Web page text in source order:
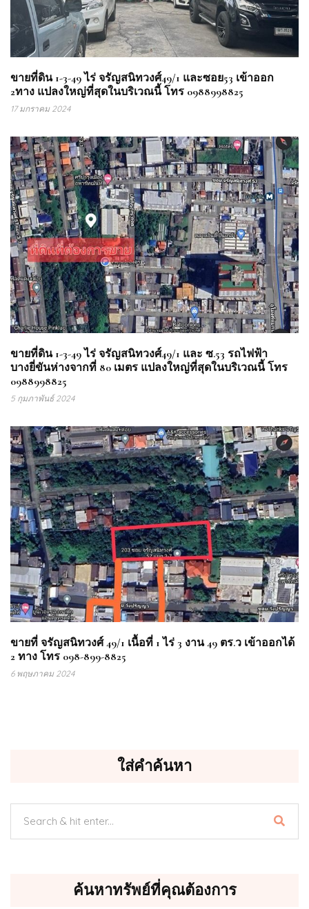
ขายที่ดิน 1-3-49 ไร่ จรัญสนิทวงศ์49/1 และซอย53 เข้าออก
2ทาง แปลงใหญ่ที่สุดในบริเวณนี้ โทร 0988998825
17 มกราคม 2024
ขายที่ดิน 1-3-49 ไร่ จรัญสนิทวงศ์49/1 และ ซ.53 รถไฟฟ้า
บางยี่ขันห่างจากที่ 80 เมตร แปลงใหญ่ที่สุดในบริเวณนี้ โทร
0988998825
5 กุมภาพันธ์ 2024
ขายที่ จรัญสนิทวงศ์ 49/1 เนื้อที่ 1 ไร่ 3 งาน 49 ตร.ว เข้าออกได้
2 ทาง โทร 098-899-8825
6 พฤษภาคม 2024
ใส่คำค้นหา
ค้นหาทรัพย์ที่คุณต้องการ